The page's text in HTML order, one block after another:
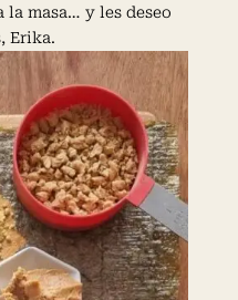
la masa… y les deseo
Erika.